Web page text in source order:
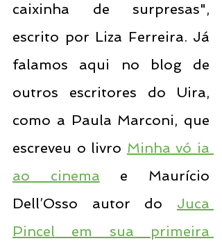
caixinha de surpresas",
escrito por Liza Ferreira. Já
falamos aqui no blog de
outros escritores do Uira,
como a Paula Marconi, que
escreveu o livro Minha vó ia
ao cinema e Maurício
Dell’Osso autor do Juca
Pincel em sua primeira